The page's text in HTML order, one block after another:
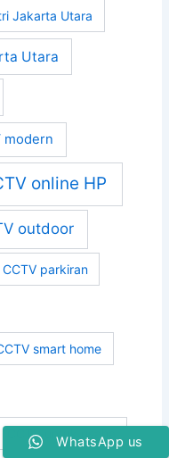
Jakarta Utara
Utara
modern
online HP
outdoor
CCTV parkiran
smart home
CCTV untuk usaha
WhatsApp us